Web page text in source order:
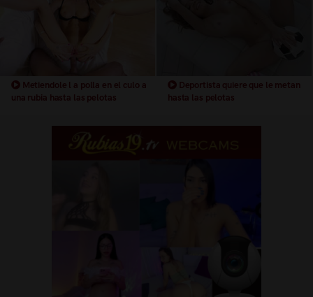
Metiendole l a polla en el culo a
una rubia hasta las pelotas
Deportista quiere que le metan
hasta las pelotas